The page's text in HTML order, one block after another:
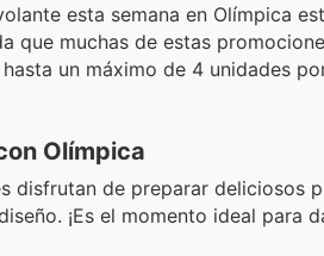
esta semana en Olímpica
que muchas de estas
un máximo de 4 unidades
Olímpica
disfrutan de preparar deliciosos
¡Es el momento ideal para